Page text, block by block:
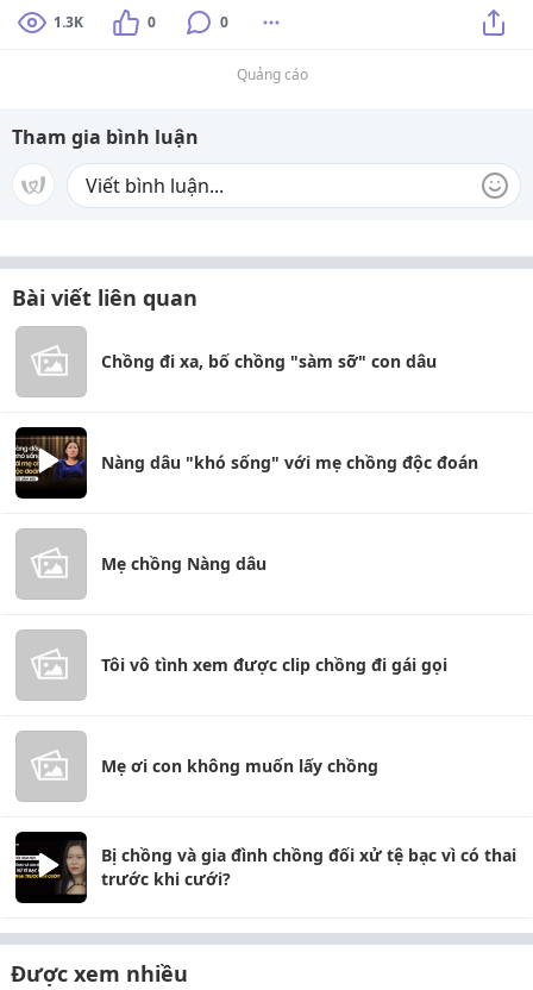
1.3K 0 0
Quảng cáo
Tham gia bình luận
Bài viết liên quan
Chồng đi xa, bố chồng "sàm sỡ" con dâu
Nàng dâu "khó sống" với mẹ chồng độc đoán
Mẹ chồng Nàng dâu
Tôi vô tình xem được clip chồng đi gái gọi
Mẹ ơi con không muốn lấy chồng
Bị chồng và gia đình chồng đối xử tệ bạc vì có thai
trước khi cưới?
Được xem nhiều